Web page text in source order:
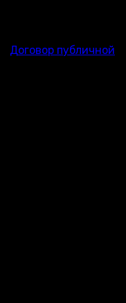
Договор публичной